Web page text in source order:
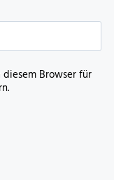
Browser für